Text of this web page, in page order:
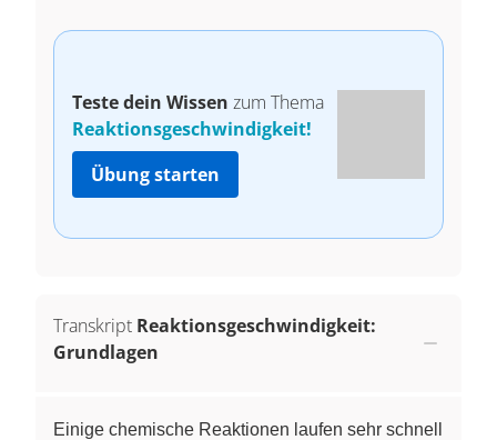
Teste dein Wissen zum Thema
Reaktionsgeschwindigkeit!
Übung starten
Transkript Reaktionsgeschwindigkeit:
Grundlagen
Einige chemische Reaktionen laufen sehr schnell